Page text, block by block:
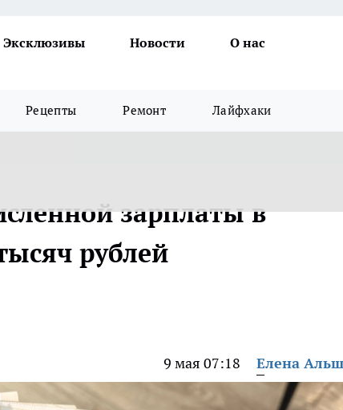
Эксклюзивы Новости
О нас
Рецепты Ремонт Лайфхаки
зарплаты в
рублей
9 мая 07:18 Елена